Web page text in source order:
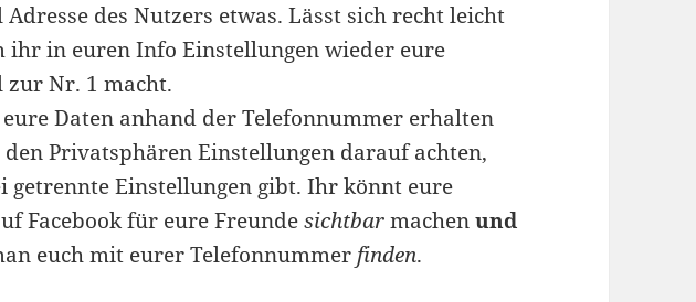
des Nutzers etwas. Lässt sich recht leicht
in euren Info Einstellungen wieder eure
zur Nr. 1 macht.
Daten anhand der Telefonnummer erhalten
Privatsphären Einstellungen darauf achten,
getrennte Einstellungen gibt. Ihr könnt eure
Facebook für eure Freundesichtbarmachenund
euch mit eurer Telefonnummer finden.